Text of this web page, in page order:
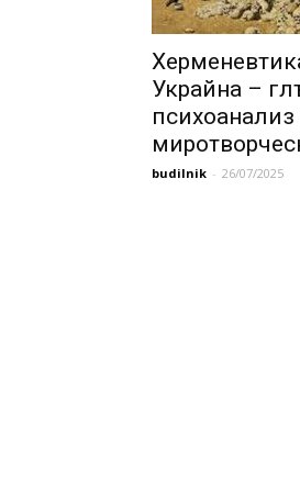
Украйна –
budilnik - 26/07/2025